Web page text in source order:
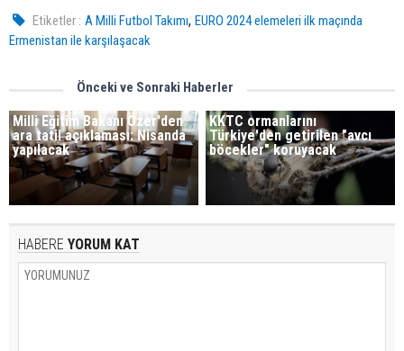
Etiketler : A Milli Futbol Takımı,EURO 2024 elemeleri ilk maçında
Ermenistan ile karşılaşacak
Önceki ve Sonraki Haberler
Milli Eğitim Bakanı Özer'den
ara tatil açıklaması: Nisanda
yapılacak
KKTC ormanlarını
Türkiye'den getirilen "avcı
böcekler" koruyacak
HABERE YORUM KAT